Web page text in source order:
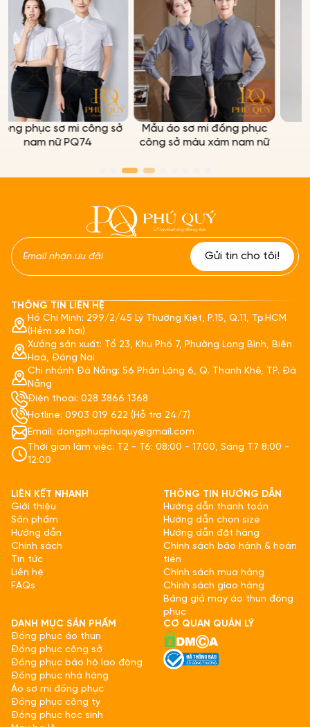
sở
Mẫu áo sơ mi đồng phục
công sở màu xám nam nữ
Quần tây nữ PQ36
THÔNG TIN LIÊN HỆ
Hồ Chí Minh: 299/2/45 Lý Thường Kiệt, P.15, Q.11, Tp.HCM
(Hẻm xe hơi)
Xưởng sản xuất: Tổ 23, Khu Phố 7, Phường Long Bình, Biên
Hoà, Đồng Nai
Chi nhánh Đà Nẵng: 56 Phần Lăng 6, Q. Thanh Khê, TP. Đà
Nẵng
Điện thoại: 028 3866 1368
Hotline: 0903 019 622 (Hỗ trợ 24/7)
Email: dongphucphuquy@gmail.com
Thời gian làm việc: T2 - T6: 08:00 - 17:00, Sáng T7 8:00 -
12:00
LIÊN KẾT NHANH
Giới thiệu
Sản phẩm
Hướng dẫn
Chính sách
Tin tức
Liên hệ
FAQs
THÔNG TIN HƯỚNG DẪN
Hướng dẫn thanh toán
Hướng dẫn chọn size
Hướng dẫn đặt hàng
Chính sách bảo hành & hoàn
tiền
Chính sách mua hàng
Chính sách giao hàng
Bảng giá may áo thun đồng
phục
DANH MỤC SẢN PHẨM
Đồng phục áo thun
Đồng phục công sở
Đồng phục bảo hộ lao động
Đồng phục nhà hàng
Áo sơ mi đồng phục
Đồng phục công ty
Đồng phục học sinh
CƠ QUAN QUẢN LÝ